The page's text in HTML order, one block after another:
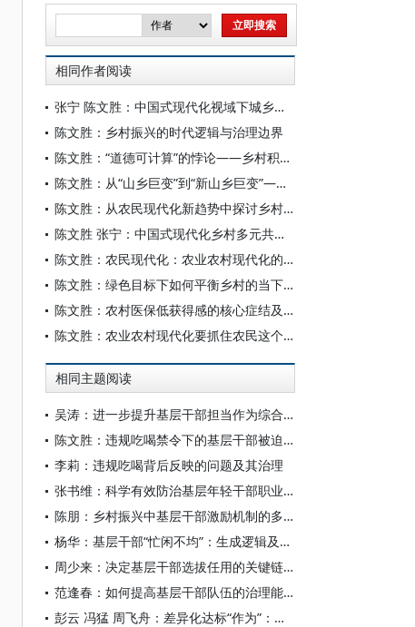
相同作者阅读
张宁 陈文胜：中国式现代化视域下城乡融合的制度创新与治理逻辑
陈文胜：乡村振兴的时代逻辑与治理边界
陈文胜：“道德可计算”的悖论——乡村积分制的伦理审视与边界反思
陈文胜：从“山乡巨变”到“新山乡巨变”——在历史坐标地观察中国乡村现代化
陈文胜：从农民现代化新趋势中探讨乡村治理前沿问题
陈文胜 张宁：中国式现代化乡村多元共治的政党统合生成机制
陈文胜：农民现代化：农业农村现代化的核心
陈文胜：绿色目标下如何平衡乡村的当下需求与未来发展
陈文胜：农村医保低获得感的核心症结及破解
陈文胜：农业农村现代化要抓住农民这个关键
相同主题阅读
吴涛：进一步提升基层干部担当作为综合素质
陈文胜：违规吃喝禁令下的基层干部被迫“断亲”现象分析
李莉：违规吃喝背后反映的问题及其治理
张书维：科学有效防治基层年轻干部职业倦怠
陈朋：乡村振兴中基层干部激励机制的多样态及内在逻辑
杨华：基层干部“忙闲不均”：生成逻辑及破解之道
周少来：决定基层干部选拔任用的关键链条
范逢春：如何提高基层干部队伍的治理能力
彭云 冯猛 周飞舟：差异化达标“作为”：基层干部的行动逻辑———基于Ｍ县精准扶贫实践的个案